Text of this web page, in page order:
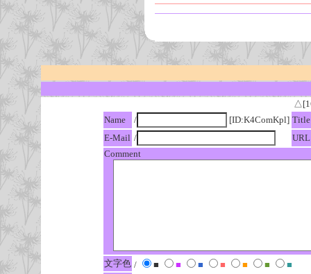
Name
/ [ID:K4ComKpl] Title
E-Mail /
URL
Comment
文字色 / ■ ■ ■ ■ ■ ■
■